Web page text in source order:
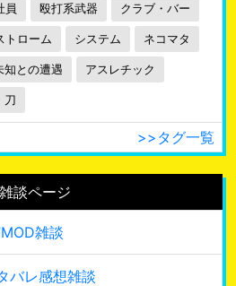
員 殴打系武器 クラブ・バー
トローム システム ネコマタ
知との遭遇 アスレチック
刀
>>タグ一覧
雑談ページ
雑談
バレ感想雑談